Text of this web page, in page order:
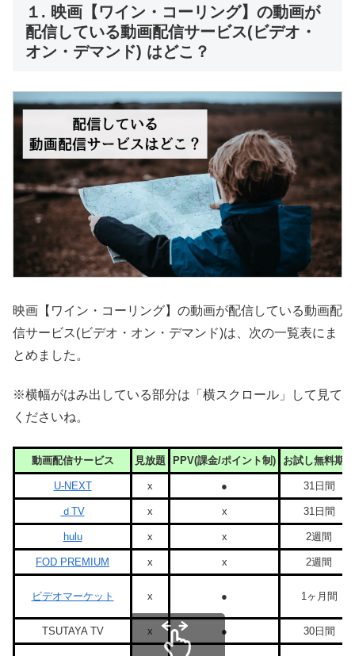
１. 映画【ワイン・コーリング】の動画が
配信している動画配信サービス(ビデオ・
オン・デマンド) はどこ？
映画【ワイン・コーリング】の動画が配信している動画配
信サービス(ビデオ・オン・デマンド)は、次の一覧表にま
とめました。
※横幅がはみ出している部分は「横スクロール」して見て
くださいね。
動画配信サービス 見放題 PPV(課金/ポイント制) お試し無料期間
U-NEXT x ● 31日間
ｄTV x x 31日間
hulu x x 2週間
FOD PREMIUM x x 2週間
ビデオマーケット x ● 1ヶ月間
TSUTAYA TV x ● 30日間